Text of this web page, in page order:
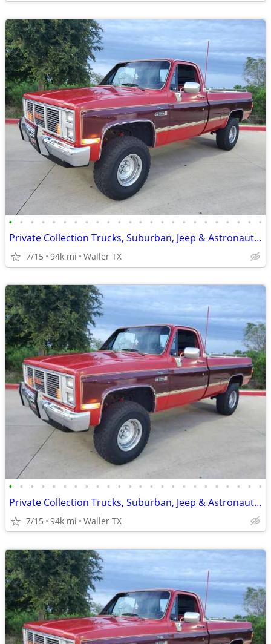
• • • • • • • • • • • • • • • • • • • • • • • •
Private Collection Trucks, Suburban, Jeep & Astronaut Car Sale
7/15 94k mi Waller TX
• • • • • • • • • • • • • • • • • • • • • • • •
Private Collection Trucks, Suburban, Jeep & Astronaut Car Sale
7/15 94k mi Waller TX